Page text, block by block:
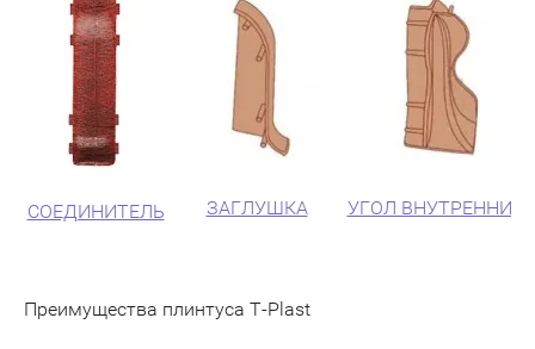
СОЕДИНИТЕЛЬ ЗАГЛУШКА УГОЛ ВНУТРЕННИЙ
Преимущества плинтуса T-Plast